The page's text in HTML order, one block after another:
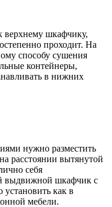
верхнему шкафчику,
проходит. На
способу сушения
контейнеры,
в нижних
нужно разместить
расстоянии вытянутой
себя
выдвижной шкафчик с
как в
мебели.